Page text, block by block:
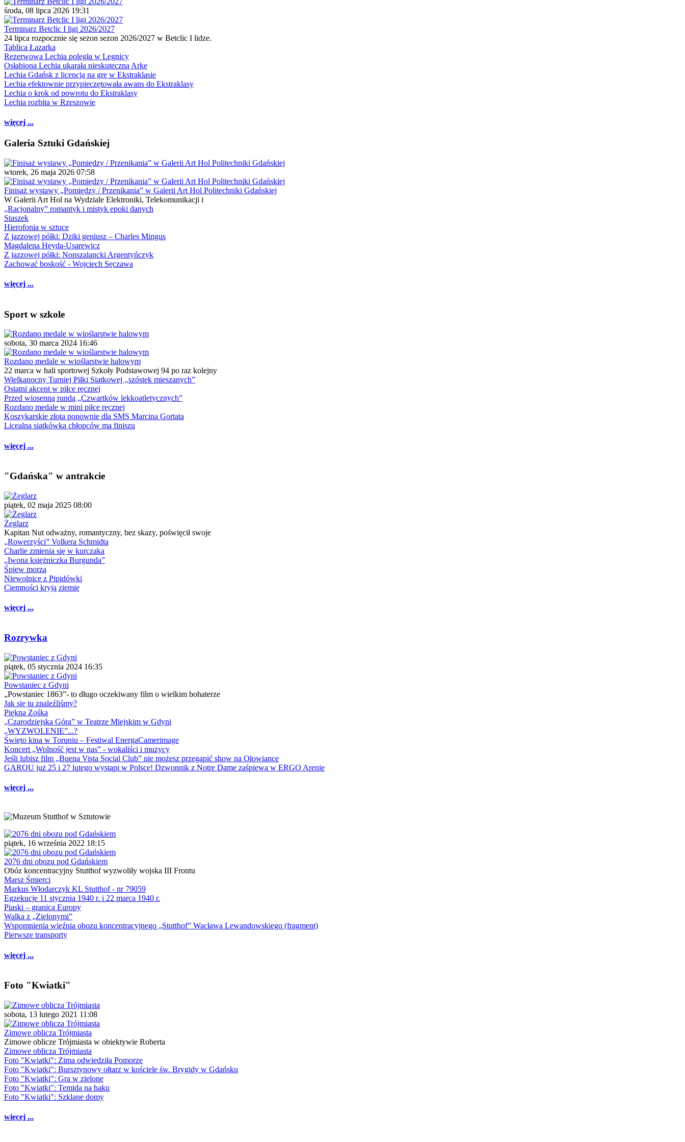
środa, 08 lipca 2026 19:31
Terminarz Betclic I ligi 2026/2027
24 lipca rozpocznie się sezon sezon 2026/2027 w Betclic I lidze.
Tablica Łazarka
Rezerwowa Lechia poległa w Legnicy
Osłabiona Lechia ukarała nieskuteczną Arkę
Lechia Gdańsk z licencją na grę w Ekstraklasie
Lechia efektownie przypieczętowała awans do Ekstraklasy
Lechia o krok od powrotu do Ekstraklasy
Lechia rozbita w Rzeszowie
więcej ...
Galeria Sztuki Gdańskiej
wtorek, 26 maja 2026 07:58
Finisaż wystawy „Pomiędzy / Przenikania” w Galerii Art Hol Politechniki Gdańskiej
W Galerii Art Hol na Wydziale Elektroniki, Telekomunikacji i
„Racjonalny” romantyk i mistyk epoki danych
Staszek
Hierofonia w sztuce
Z jazzowej półki: Dziki geniusz – Charles Mingus
Magdalena Heyda-Usarewicz
Z jazzowej półki: Nonszalancki Argentyńczyk
Zachować boskość - Wojciech Sęczawa
więcej ...
Sport w szkole
sobota, 30 marca 2024 16:46
Rozdano medale w wioślarstwie halowym
22 marca w hali sportowej Szkoły Podstawowej 94 po raz kolejny
Wielkanocny Turniej Piłki Siatkowej ,,szóstek mieszanych”
Ostatni akcent w piłce ręcznej
Przed wiosenną rundą „Czwartków lekkoatletycznych”
Rozdano medale w mini piłce ręcznej
Koszykarskie złota ponownie dla SMS Marcina Gortata
Licealna siatkówka chłopców ma finiszu
więcej ...
"Gdańska" w antrakcie
piątek, 02 maja 2025 08:00
Żeglarz
Kapitan Nut odważny, romantyczny, bez skazy, poświęcił swoje
„Rowerzyści” Volkera Schmidta
Charlie zmienia się w kurczaka
„Iwona księżniczka Burgunda”
Śpiew morza
Niewolnice z Pipidówki
Ciemności kryją ziemię
więcej ...
Rozrywka
piątek, 05 stycznia 2024 16:35
Powstaniec z Gdyni
„Powstaniec 1863”- to długo oczekiwany film o wielkim bohaterze
Jak się tu znaleźliśmy?
Piękna Zośka
„Czarodziejska Góra” w Teatrze Miejskim w Gdyni
„WYZWOLENIE”...?
Święto kina w Toruniu – Festiwal EnergaCamerimage
Koncert „Wolność jest w nas” - wokaliści i muzycy
Jeśli lubisz film „Buena Vista Social Club” nie możesz przegapić show na Ołowiance
GAROU już 25 i 27 lutego wystąpi w Polsce! Dzwonnik z Notre Dame zaśpiewa w ERGO Arenie
więcej ...
piątek, 16 września 2022 18:15
2076 dni obozu pod Gdańskiem
Obóz koncentracyjny Stutthof wyzwoliły wojska III Frontu
Marsz Śmierci
Markus Włodarczyk KL Stutthof - nr 79059
Egzekucje 11 stycznia 1940 r. i 22 marca 1940 r.
Piaski – granica Europy
Walka z „Zielonymi”
Wspomnienia więźnia obozu koncentracyjnego „Stutthof” Wacława Lewandowskiego (fragment)
Pierwsze transporty
więcej ...
Foto "Kwiatki"
sobota, 13 lutego 2021 11:08
Zimowe oblicza Trójmiasta
Zimowe oblicze Trójmiasta w obiektywie Roberta
Zimowe oblicza Trójmiasta
Foto "Kwiatki": Zima odwiedziła Pomorze
Foto "Kwiatki": Bursztynowy ołtarz w kościele św. Brygidy w Gdańsku
Foto "Kwiatki": Gra w zielone
Foto "Kwiatki": Temida na haku
Foto "Kwiatki": Szklane domy
więcej ...